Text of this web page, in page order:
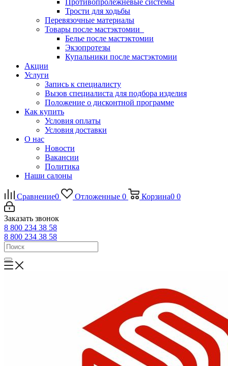
Противопролежневые системы
Трости для ходьбы
Перевязочные материалы
Товары после мастэктомии
Белье после мастэктомии
Экзопротезы
Купальники после мастэктомии
Акции
Услуги
Запись к специалисту
Вызов специалиста для подбора изделия
Положение о дисконтной программе
Как купить
Условия оплаты
Условия доставки
О нас
Новости
Вакансии
Политика
Наши салоны
Сравнение0 Отложенные 0 Корзина0 0
Заказать звонок
8 800 234 38 58
8 800 234 38 58